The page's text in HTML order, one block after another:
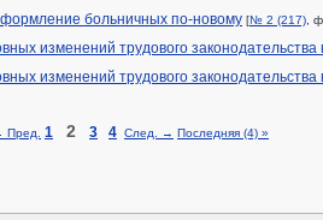
больничных по-новому [№ 2 (217) ,
изменений трудового законодательства
изменений трудового законодательства
Пред. 1 2 3 4 След. → Последняя (4) »